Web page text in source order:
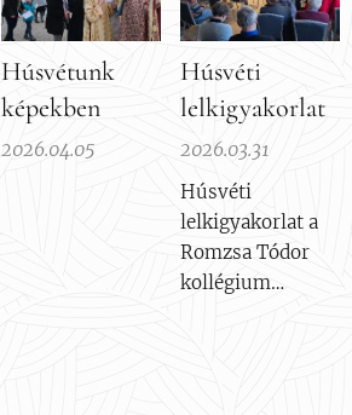
Húsvétunk
képekben
2026.04.05
Húsvéti
lelkigyakorlat
2026.03.31
Húsvéti
lelkigyakorlat a
Romzsa Tódor
kollégium